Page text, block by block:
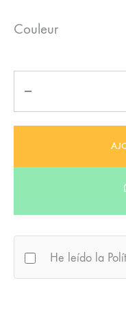
Couleur
He leído la